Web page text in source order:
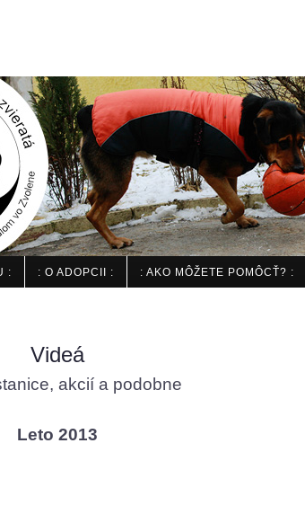
: : O ADOPCII : : AKO MÔŽETE POMÔCŤ? :
Videá
akcií a podobne
Leto 2013